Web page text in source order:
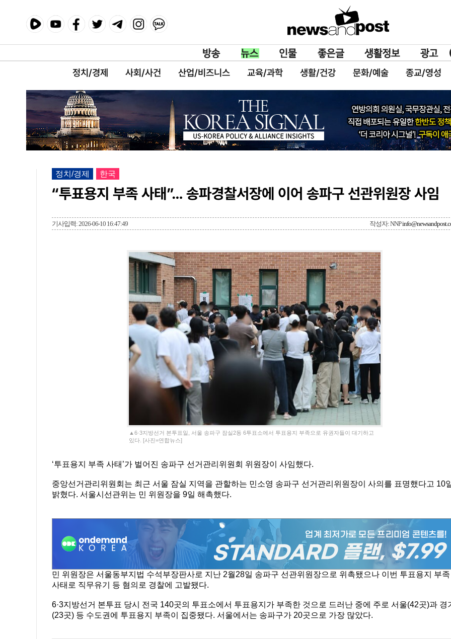
정치/경제 사회/사건 산업/비즈니스 교육/과학 생활/건강 문화/예술 종교/영성
정치/경제 한국
“투표용지 부족 사태”… 송파경찰서장에 이어 송파구 선관위원장 사임
기사입력: 2026-06-10 16:47:49 작성자: NNP
▲6·3지방선거 본투표일, 서울 송파구 잠실2동 6투표소에서 투표용지 부족으로 유권자들이 대기하고
있다. [사진=연합뉴스]
‘투표용지 부족 사태’가 벌어진 송파구 선거관리위원회 위원장이 사임했다.
중앙선거관리위원회는 최근 서울 잠실 지역을 관할하는 민소영 송파구 선거관리위원장이 사의를 표명했다고 10
밝혔다. 서울시선관위는 민 위원장을 9일 해촉했다.
민 위원장은 서울동부지법 수석부장판사로 지난 2월28일 송파구 선관위원장으로 위촉됐으나 이번 투표용지 부족
사태로 직무유기 등 혐의로 경찰에 고발됐다.
6·3지방선거 본투표 당시 전국 140곳의 투표소에서 투표용지가 부족한 것으로 드러난 중에 주로 서울(42곳)과 경
(23곳) 등 수도권에 투표용지 부족이 집중됐다. 서울에서는 송파구가 20곳으로 가장 많았다.